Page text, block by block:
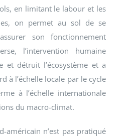
en limitant le labour et les
on permet au sol de se
son fonctionnement
l’intervention humaine
et détruit l’écosystème et a
à l’échelle locale par le cycle
à l’échelle internationale
du macro-climat.
américain n’est pas pratiqué